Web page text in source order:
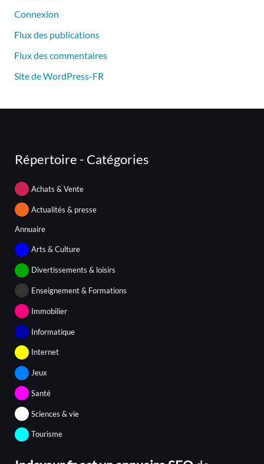
Connexion
Flux des publications
Flux des commentaires
Site de WordPress-FR
Répertoire - Catégories
Achats & Vente
Actualités & presse
Annuaire
Arts & Culture
Divertissements & loisirs
Enseignement & Formations
Immobilier
Informatique
Internet
Jeux
Santé
Sciences & vie
Tourisme